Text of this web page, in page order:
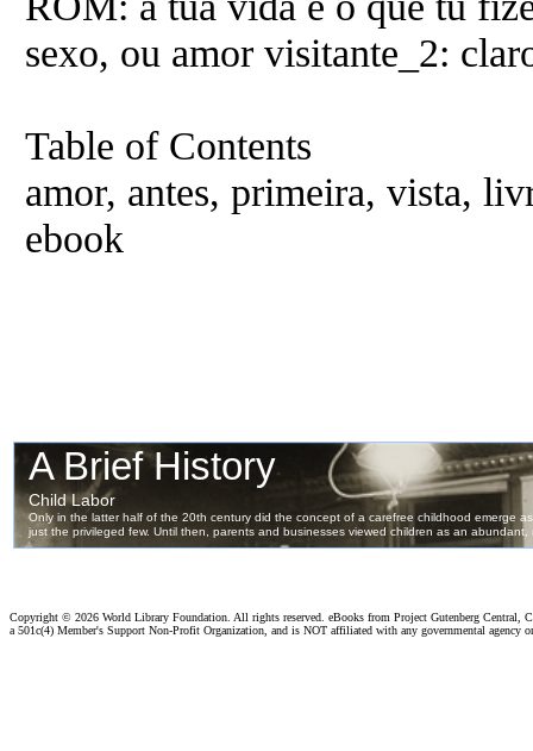
sexo, ou amor visitante_2:
Table of Contents
amor, antes, primeira, vista,
ebook
Copyright © 2026 World Library Foundation. All rights reserved. eBooks from Project Gutenberg Central,
a 501c(4) Member's Support Non-Profit Organization, and is NOT affiliated with any governmental agency